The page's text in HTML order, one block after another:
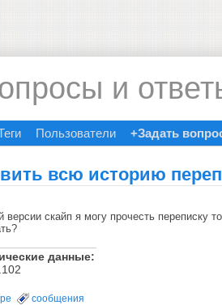
и
Пользователи +Задать
всю историю
версии скайп я могу прочесть переписку
данные:
сообщения